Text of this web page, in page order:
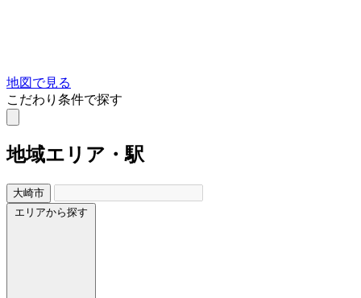
地図で見る
こだわり条件で探す
地域エリア・駅
大崎市
エリアから探す